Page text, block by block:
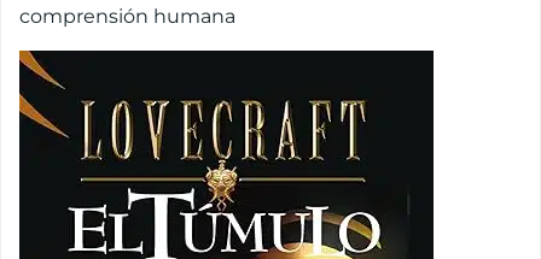
comprensión humana